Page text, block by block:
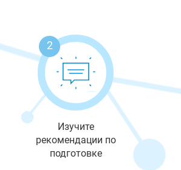
2
Изучите
рекомендации по
подготовке